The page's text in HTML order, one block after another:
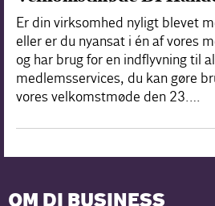
Er din virksomhed nyligt blevet
eller er du nyansat i én af vores
og har brug for en indflyvning til
medlemsservices, du kan gøre
vores velkomstmøde den 23.…